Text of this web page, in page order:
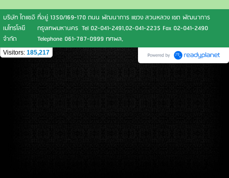
บริษัท ไดแซอิ
เมโทรโลยี
จำกัด
ที่อยู่ 1350/169-170 ถนน พัฒนาการ แขวง สวนหลวง เขต พัฒนาการ
กรุงเทพมหานคร Tel 02-041-2491,02-041-2235 Fax 02-041-2490
Telephone 061-787-0999 ทศพล,
Visitors: 185,217